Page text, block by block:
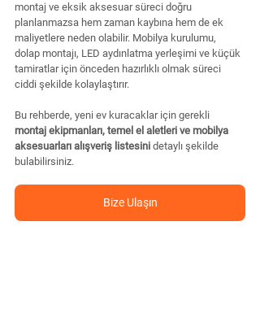
montaj ve eksik aksesuar süreci doğru
planlanmazsa hem zaman kaybına hem de ek
maliyetlere neden olabilir. Mobilya kurulumu,
dolap montajı, LED aydınlatma yerleşimi ve küçük
tamiratlar için önceden hazırlıklı olmak süreci
ciddi şekilde kolaylaştırır.
Bu rehberde, yeni ev kuracaklar için gerekli
montaj ekipmanları, temel el aletleri ve mobilya
aksesuarları alışveriş listesini detaylı şekilde
bulabilirsiniz.
Bize Ulaşın